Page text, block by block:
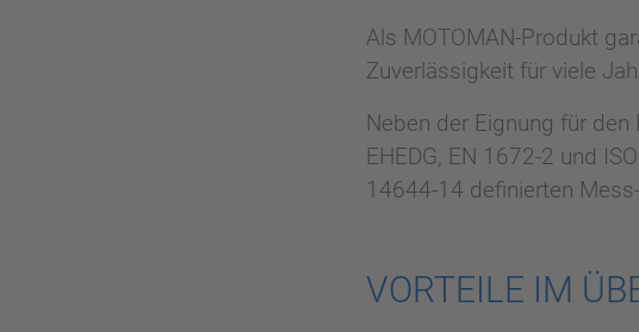
Als MOTOMAN-Produkt
Zuverlässigkeit für viele
Neben der Eignung für
EHEDG, EN 1672-2 und
14644-14 definierten
VORTEILE IM